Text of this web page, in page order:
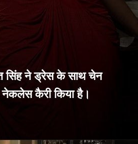
सिंह ने ड्रेस के साथ चेन
नेकलेस कैरी किया है।